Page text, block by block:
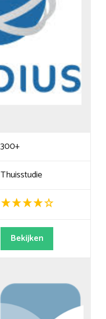
300+
Thuisstudie
Bekijken